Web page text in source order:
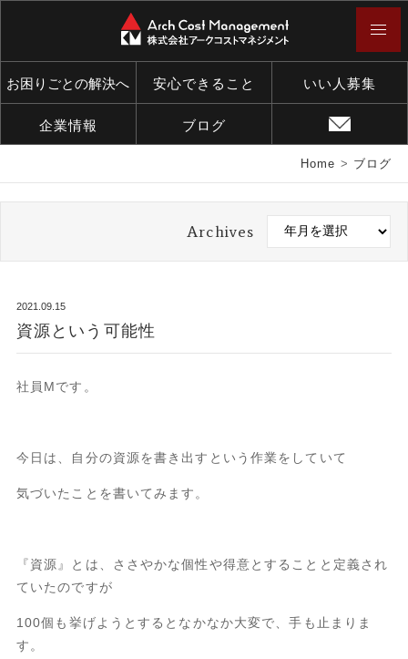
お困りごとの解決へ 安心できること いい人募集
企業情報 ブログ
Home > ブログ
Archives
2021.09.15
資源という可能性
社員Mです。
今日は、自分の資源を書き出すという作業をしていて
気づいたことを書いてみます。
『資源』とは、ささやかな個性や得意とすることと定義され
ていたのですが
100個も挙げようとするとなかなか大変で、手も止まりま
す。